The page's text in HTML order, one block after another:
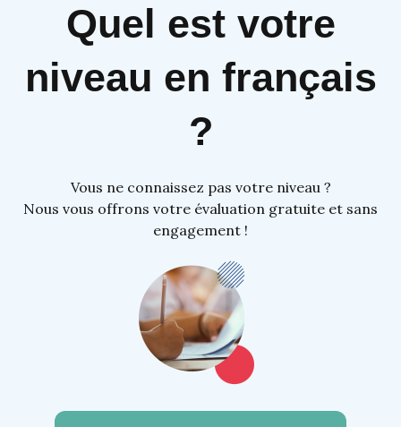
Quel est votre
niveau en français
?
Vous ne connaissez pas votre niveau ?
Nous vous offrons votre évaluation gratuite et sans
engagement !